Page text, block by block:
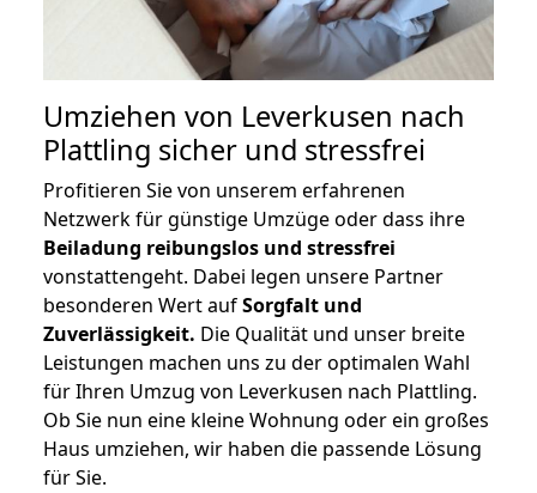
Umziehen von Leverkusen nach
Plattling sicher und stressfrei
Profitieren Sie von unserem erfahrenen
Netzwerk für günstige Umzüge oder dass ihre
Beiladung reibungslos und stressfrei
vonstattengeht. Dabei legen unsere Partner
besonderen Wert aufSorgfalt und
Zuverlässigkeit. Die Qualität und unser breite
Leistungen machen uns zu der optimalen Wahl
für Ihren Umzug von Leverkusen nach Plattling.
Ob Sie nun eine kleine Wohnung oder ein großes
Haus umziehen, wir haben die passende Lösung
für Sie.